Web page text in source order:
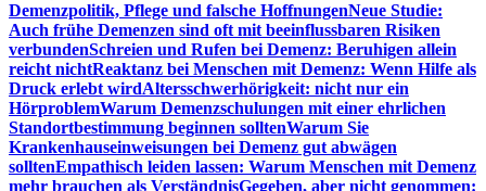
Demenzpolitik, Pflege und falsche HoffnungenNeue Studie:
Auch frühe Demenzen sind oft mit beeinflussbaren Risiken
verbundenSchreien und Rufen bei Demenz: Beruhigen allein
reicht nichtReaktanz bei Menschen mit Demenz: Wenn Hilfe als
Druck erlebt wirdAltersschwerhörigkeit: nicht nur ein
HörproblemWarum Demenzschulungen mit einer ehrlichen
Standortbestimmung beginnen solltenWarum Sie
Krankenhauseinweisungen bei Demenz gut abwägen
solltenEmpathisch leiden lassen: Warum Menschen mit Demenz
mehr brauchen als VerständnisGegeben, aber nicht genommen: